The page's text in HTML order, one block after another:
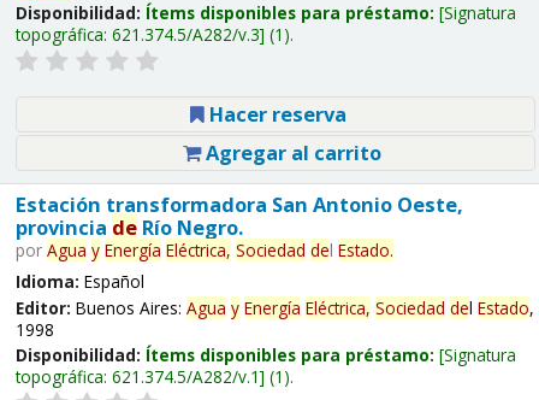
Disponibilidad: Ítems disponibles para préstamo: Signatura
topográfica: 621.374.5/A282/v.3 (1).
Hacer reserva
Agregar al carrito
Estación transformadora San Antonio Oeste,
provincia deRío Negro.
por Agua y Energía Eléctrica, Sociedad del Estado.
Idioma: Español
Editor: Buenos Aires: Agua y Energía Eléctrica, Sociedad del Estado,
1998
Disponibilidad: Ítems disponibles para préstamo: Signatura
topográfica: 621.374.5/A282/v.1 (1).